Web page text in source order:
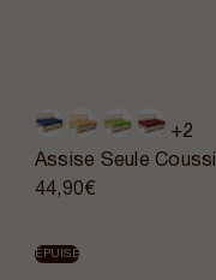
+2
Assise Seule
44,90€
ÉPUISÉ